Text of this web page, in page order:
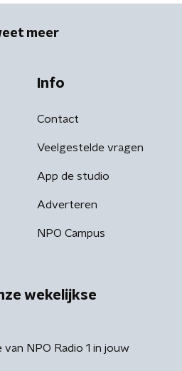
meer
Info
Contact
Veelgestelde vragen
App de studio
Adverteren
NPO Campus
wekelijkse
NPO Radio 1 in jouw